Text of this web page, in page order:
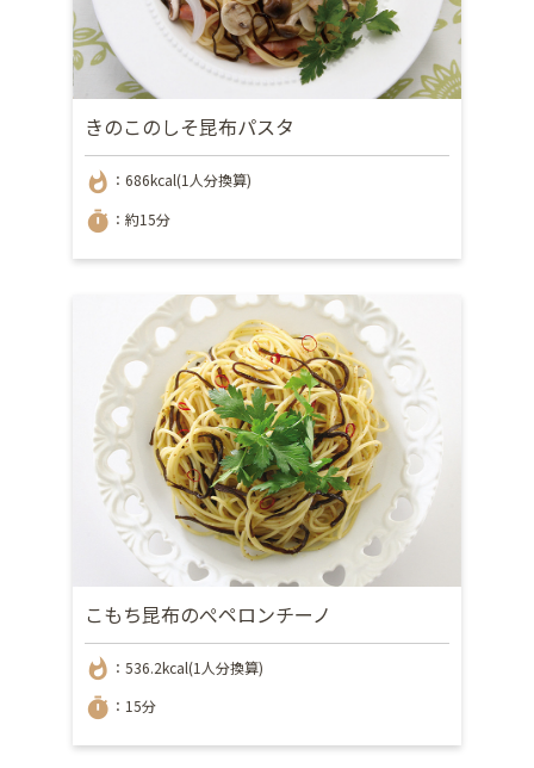
きのこのしそ昆布パスタ
whatshot ：686kcal(1人分換算)
timer ：約15分
こもち昆布のぺペロンチーノ
whatshot ：536.2kcal(1人分換算)
timer ：15分